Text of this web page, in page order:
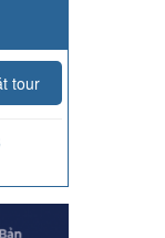
tour